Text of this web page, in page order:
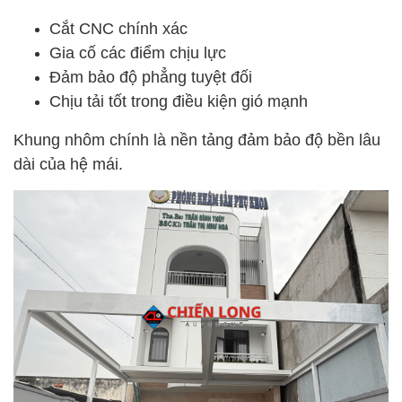
Cắt CNC chính xác
Gia cố các điểm chịu lực
Đảm bảo độ phẳng tuyệt đối
Chịu tải tốt trong điều kiện gió mạnh
Khung nhôm chính là nền tảng đảm bảo độ bền lâu
dài của hệ mái.